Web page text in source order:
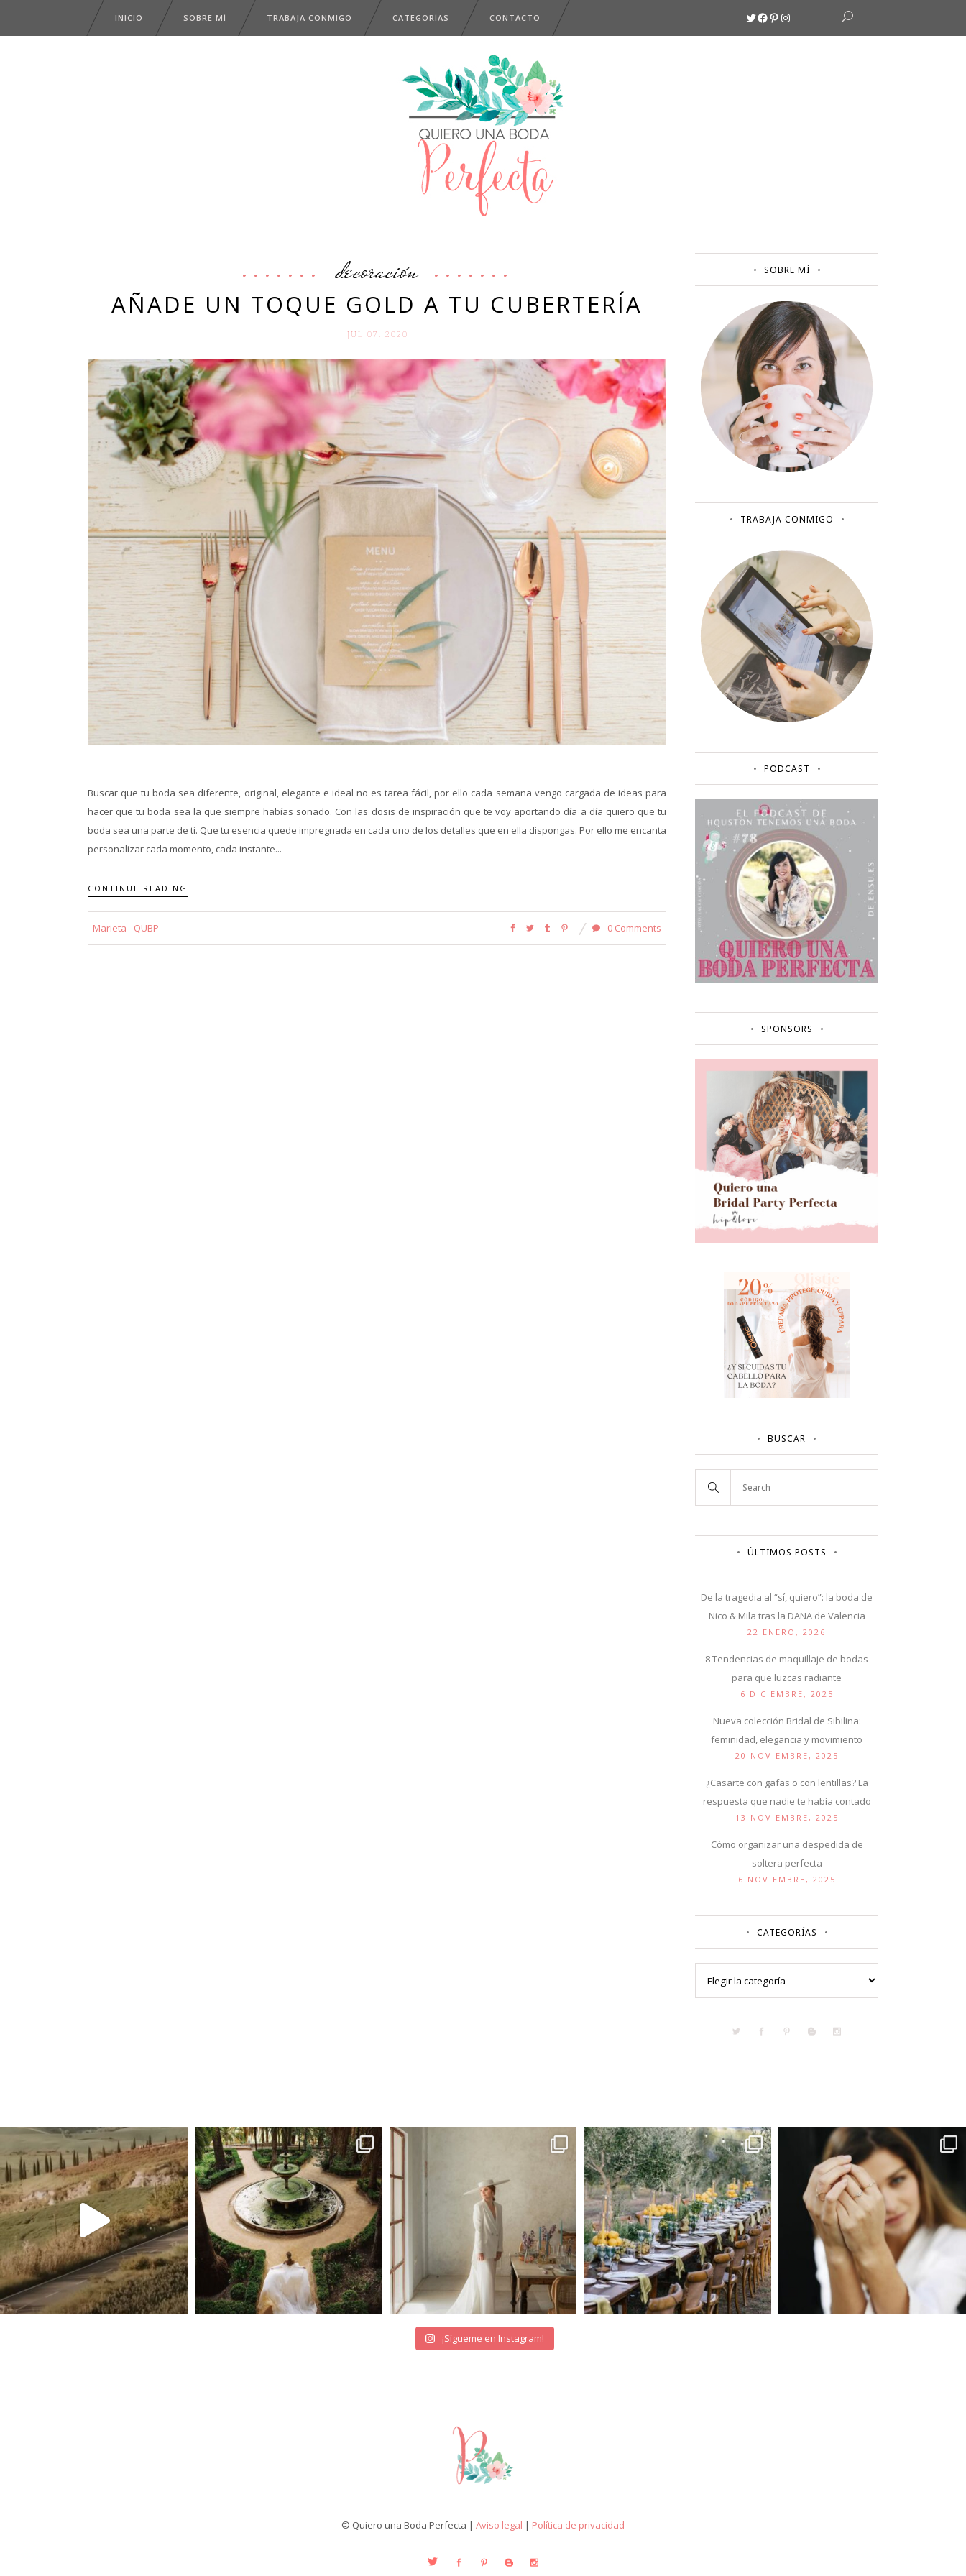
INICIO SOBRE MÍ TRABAJA CONMIGO CATEGORÍAS CONTACTO Twitter
Facebook
Pinterest
Instagram
decoración
AÑADE UN TOQUE GOLD A TU CUBERTERÍA
JUL 07. 2020
Buscar que tu boda sea diferente, original, elegante e ideal no es tarea fácil, por ello cada semana vengo cargada de ideas para
hacer que tu boda sea la que siempre habías soñado. Con las dosis de inspiración que te voy aportando día a día quiero que tu
boda sea una parte de ti. Que tu esencia quede impregnada en cada uno de los detalles que en ella dispongas. Por ello me encanta
personalizar cada momento, cada instante...
CONTINUE READING
Marieta - QUBP 0 Comments
SOBRE MÍ
TRABAJA CONMIGO
PODCAST
SPONSORS
BUSCAR
ÚLTIMOS POSTS
De la tragedia al “sí, quiero”: la boda de
Nico & Mila tras la DANA de Valencia
22 ENERO, 2026
8 Tendencias de maquillaje de bodas
para que luzcas radiante
6 DICIEMBRE, 2025
Nueva colección Bridal de Sibilina:
feminidad, elegancia y movimiento
20 NOVIEMBRE, 2025
¿Casarte con gafas o con lentillas? La
respuesta que nadie te había contado
13 NOVIEMBRE, 2025
Cómo organizar una despedida de
soltera perfecta
6 NOVIEMBRE, 2025
CATEGORÍAS
¡Sígueme en Instagram!
© Quiero una Boda Perfecta | Aviso legal | Política de privacidad